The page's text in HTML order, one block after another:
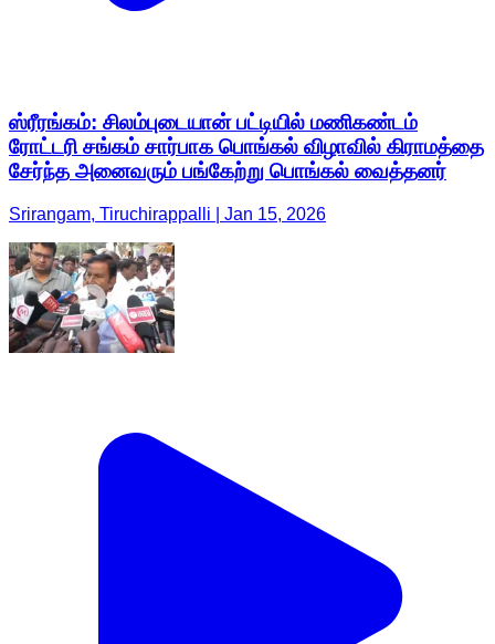
ஸ்ரீரங்கம்: சிலம்புடையான் பட்டியில் மணிகண்டம்
ரோட்டரி சங்கம் சார்பாக பொங்கல் விழாவில் கிராமத்தை
சேர்ந்த அனைவரும் பங்கேற்று பொங்கல் வைத்தனர்
Srirangam, Tiruchirappalli | Jan 15, 2026